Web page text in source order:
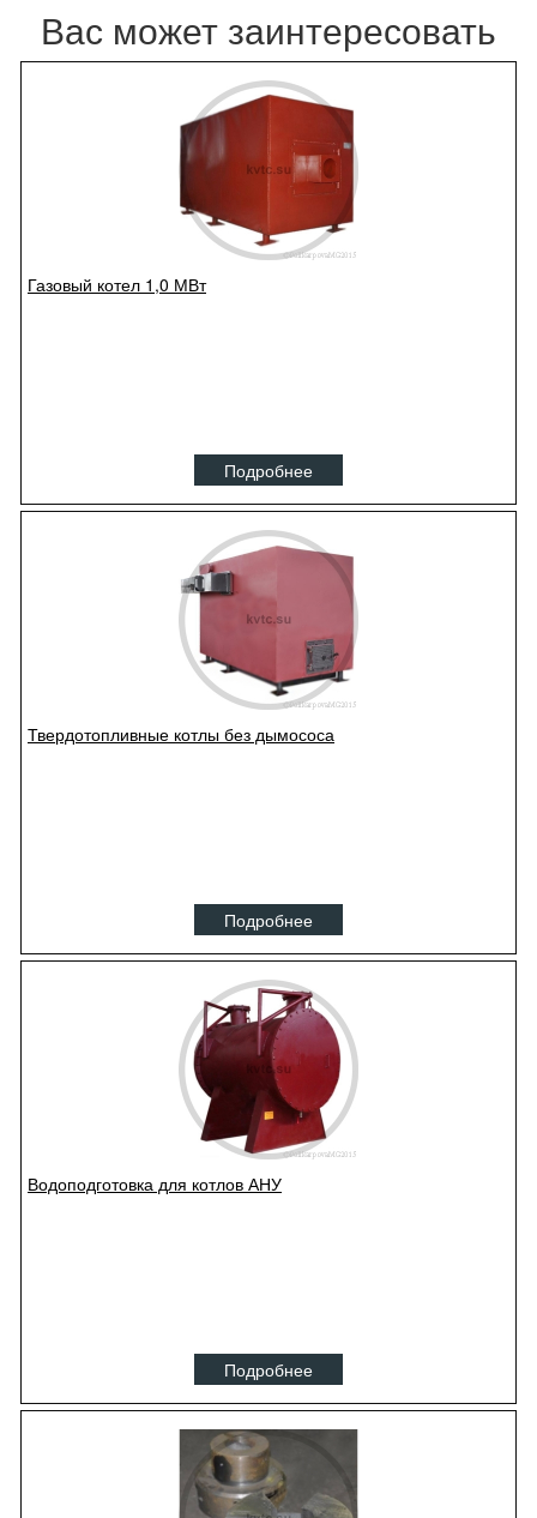
Вас может заинтересовать
Газовый котел 1,0 МВт
Подробнее
Твердотопливные котлы без дымососа
Подробнее
Водоподготовка для котлов АНУ
Подробнее